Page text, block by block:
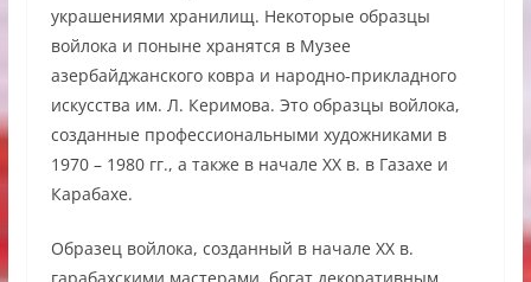
украшениями хранилищ. Некоторые образцы
войлока и поныне хранятся в Музее
азербайджанского ковра и народно-прикладного
искусства им. Л. Керимова. Это образцы войлока,
созданные профессиональными художниками в
1970 – 1980 гг., а также в начале XX в. в Газахе и
Карабахе.
Образец войлока, созданный в начале XX в.
гарабахскими мастерами, богат декоративным